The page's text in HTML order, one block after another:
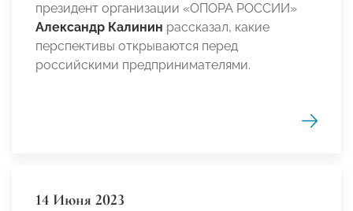
президент организации «ОПОРА РОССИИ»
Александр Калинин рассказал, какие
перспективы открываются перед
российскими предпринимателями.
14 Июня 2023